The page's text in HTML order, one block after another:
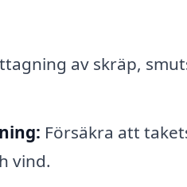
av skräp,
Försäkra att
vind.